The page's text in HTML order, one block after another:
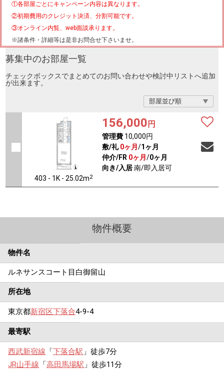
①各部屋ごとにキャンペーン内容は異なります。
②初期費用のクレジット決済、分割可能です。
③オンライン内覧、web面談承ります。
※諸条件・詳細等は是非お問合せ下さいませ。
募集中のお部屋一覧
チェックボックスでまとめてのお問い合わせや検討中リストへ追加
が出来ます。
403 - 1K - 25.02m2
156,000 円
管理費10,000円
敷/礼 0ヶ月 /1ヶ月
仲介/FR 0ヶ月 /0ヶ月
向き/入居南/即入居可
物件概要
物件名
ルネサンスコート目白御留山
所在地
東京都新宿区下落合4-9-4
最寄駅
西武新宿線 「下落合駅 」徒歩7分
JR山手線 「高田馬場駅 」徒歩11分